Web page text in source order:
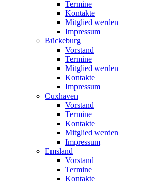
Termine
Kontakte
Mitglied werden
Impressum
Bückeburg
Vorstand
Termine
Mitglied werden
Kontakte
Impressum
Cuxhaven
Vorstand
Termine
Kontakte
Mitglied werden
Impressum
Emsland
Vorstand
Termine
Kontakte